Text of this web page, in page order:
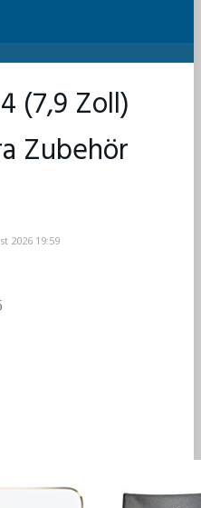
(7,9 Zoll)
Zubehör
2026 19:59